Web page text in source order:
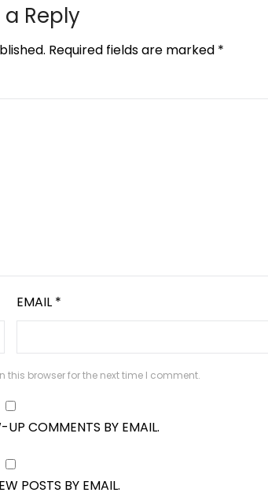
a Reply
Required fields are marked *
EMAIL *
this browser for the next time I comment.
COMMENTS BY EMAIL.
POSTS BY EMAIL.